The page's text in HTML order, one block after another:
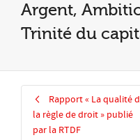
Argent,
Trinité du
Rapport « La qualité
la règle de droit » publié
par la RTDF